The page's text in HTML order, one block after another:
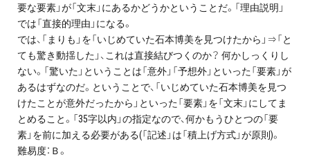
要な要素」が「文末」にあるかどうかということだ。「理由説明」
では「直接的理由」になる。
では、「まりも」を「いじめていた石本博美を見つけたから」⇒「と
ても驚き動揺した」、これは直接結びつくのか？ 何かしっくりし
ない。「驚いた」ということは「意外」「予想外」といった「要素」が
あるはずなのだ。ということで、「いじめていた石本博美を見つ
けたことが意外だったから」といった「要素」を「文末」にしてま
とめること。「35字以内」の指定なので、何かもうひとつの「要
素」を前に加える必要がある(「記述」は「積上げ方式」が原則)。
難易度：Ｂ。